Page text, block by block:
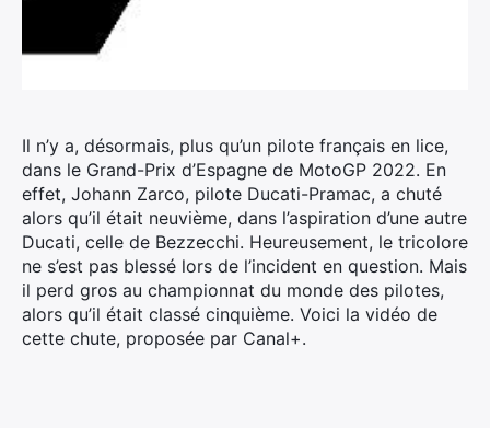
Il n’y a, désormais, plus qu’un pilote français en lice,
dans le Grand-Prix d’Espagne de MotoGP 2022. En
effet, Johann Zarco, pilote Ducati-Pramac, a chuté
alors qu’il était neuvième, dans l’aspiration d’une autre
Ducati, celle de Bezzecchi. Heureusement, le tricolore
ne s’est pas blessé lors de l’incident en question. Mais
il perd gros au championnat du monde des pilotes,
alors qu’il était classé cinquième. Voici la vidéo de
cette chute, proposée par Canal+.